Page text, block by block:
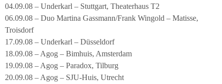
04.09.08 – Underkarl – Stuttgart, Theaterhaus T2
06.09.08 – Duo Martina Gassmann/Frank Wingold – Matisse,
Troisdorf
17.09.08 – Underkarl – Düsseldorf
18.09.08 – Agog – Bimhuis, Amsterdam
19.09.08 – Agog – Paradox, Tilburg
20.09.08 – Agog – SJU-Huis, Utrecht